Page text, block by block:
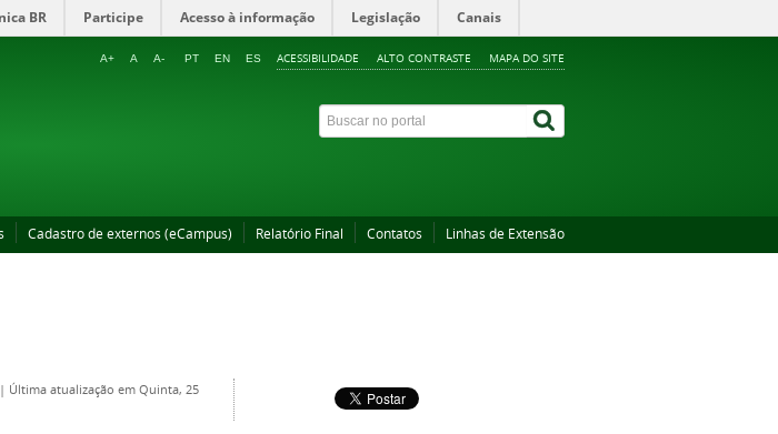
BR Participe Acesso à informação Legislação Canais
ACESSIBILIDADE ALTO CONTRASTE MAPA DO SITE
A+ A A- PT EN ES
Cadastro de externos (eCampus) Relatório Final Contatos Linhas de Extensão
| Última atualização em Quinta, 25